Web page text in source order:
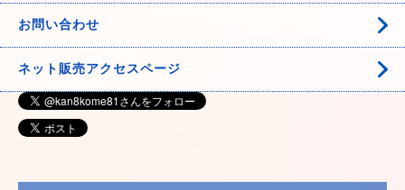
お問い合わせ
ネット販売アクセスページ